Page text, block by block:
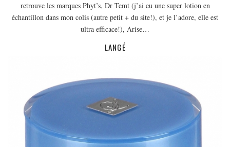
HONGRIE
AUSTRALIE
ARTICLES PRATIQUES
YOGA
MON PROGRAMME DE YOGA EN LIGNE
retrouve les marques Phyt’s, Dr Temt (j’ai eu une super lotion en
échantillon dans mon colis (autre petit + du site!), et je l’adore, elle est
ultra efficace!), Arise…
LANGÉ